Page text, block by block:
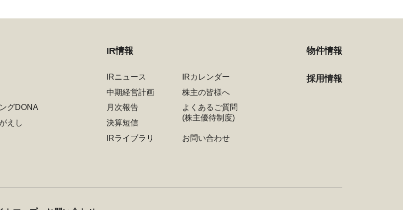
グDONA
えし
IR情報
IRニュース
IRカレンダー
中期経営計画
株主の皆様へ
月次報告
決算短信
よくあるご質問
(株主優待制度)
IRライブラリ お問い合わせ
物件情報
採用情報